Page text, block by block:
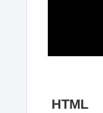
HTML